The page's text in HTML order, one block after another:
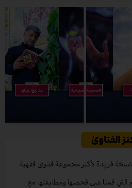
u
b
t
e
g
m
-
p
الفتاوىٰ
فريدة لأكبر مجموعة فتاوى فقهية
التي قمنا على فحصها ومطابقتها مع